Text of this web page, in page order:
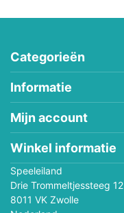
Categorieën
Informatie
Mijn account
Winkel informatie
Speeleiland
Drie Trommeltjessteeg 12
8011 VK Zwolle